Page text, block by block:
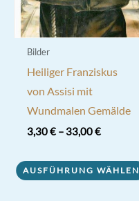
Produktseite
gewählt
werden
Bilder
Heiliger Franziskus
von Assisi mit
Wundmalen Gemälde
3,30€– 33,00€
AUSFÜHRUNG WÄHLEN
Produkt